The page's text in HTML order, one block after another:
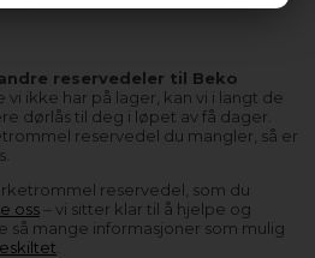
reservedeler til Beko
vi ikke har på lager, kan vi i langt de
dørlås til deg i løpet av få dager.
reservedel du mangler, så er
reservedel, som du
oss– vi sitter klar til å hjelpe og
så mange informasjoner som mulig